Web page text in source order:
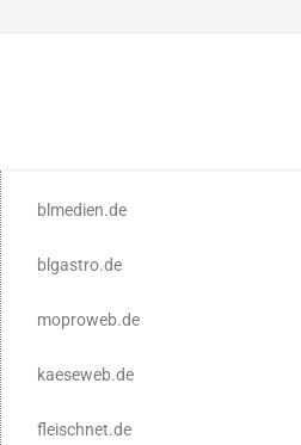
blmedien.de
blgastro.de
moproweb.de
kaeseweb.de
fleischnet.de